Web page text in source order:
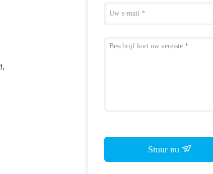
Stuur nu